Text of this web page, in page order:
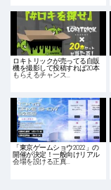
ロキトリックが売ってる自販
機を撮影して投稿すれば20本
もらえるチャンス…
「東京ゲームショウ2022」の
開催が決定！一般向けリアル
会場を設ける正真…